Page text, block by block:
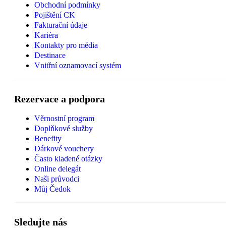
Obchodní podmínky
Pojištění CK
Fakturační údaje
Kariéra
Kontakty pro média
Destinace
Vnitřní oznamovací systém
Rezervace a podpora
Věrnostní program
Doplňkové služby
Benefity
Dárkové vouchery
Často kladené otázky
Online delegát
Naši průvodci
Můj Čedok
Sledujte nás